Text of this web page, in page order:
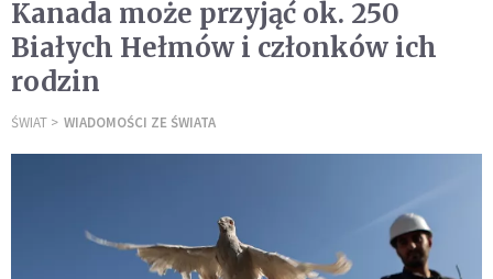
Kanada może przyjąć ok. 250
Białych Hełmów i członków ich
rodzin
ŚWIAT WIADOMOŚCI ZE ŚWIATA